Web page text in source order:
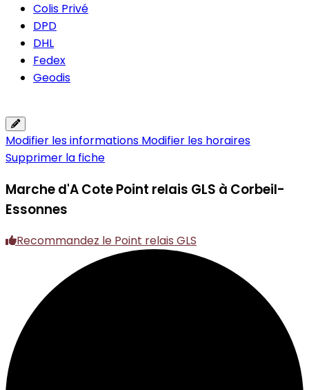
Colis Privé
DPD
DHL
Fedex
Geodis
Modifier les informations Modifier les horaires
Supprimer la fiche
Marche d'A CotePoint relais GLS à Corbeil-
Essonnes
Recommandez le Point relais GLS